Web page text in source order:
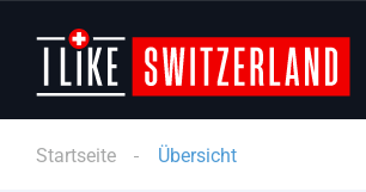
Startseite Übersicht